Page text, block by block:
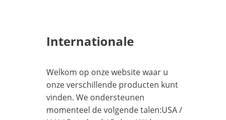
Internationale
Welkom op onze website waar u
onze verschillende producten kunt
vinden. We ondersteunen
momenteel de volgende talen:USA/